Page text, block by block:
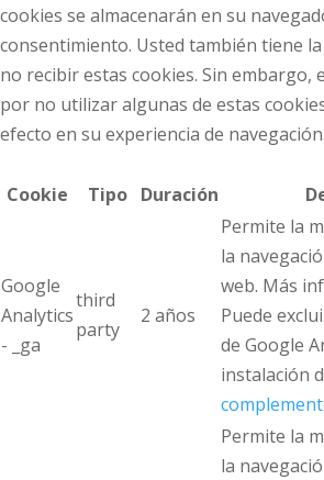
cookies se almacenarán en su
consentimiento. Usted también tiene
no recibir estas cookies. Sin embargo,
por no utilizar algunas de estas
efecto en su experiencia de navegación.
Cookie Tipo Duración
Google
Analytics
- _ga
third
party
2 años
Permite la
la
web. Más
Puede
de Google
instalación
Permite la
la